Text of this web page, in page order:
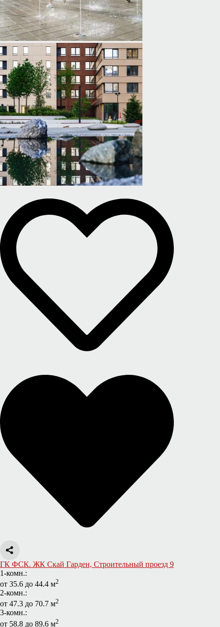
ГК ФСК. ЖК Скай Гарден, Строительный проезд 9
1-комн.:
от 35.6 до 44.4 м2
2-комн.:
от 47.3 до 70.7 м2
3-комн.:
от 58.8 до 89.6 м2